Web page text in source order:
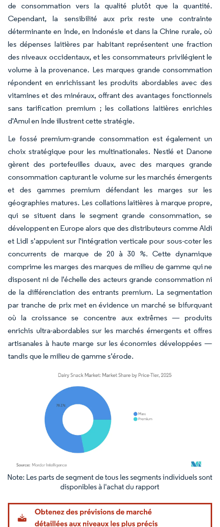
de consommation vers la qualité plutôt que la quantité.
Cependant, la sensibilité aux prix reste une contrainte
déterminante en Inde, en Indonésie et dans la Chine rurale, où
les dépenses laitières par habitant représentent une fraction
des niveaux occidentaux, et les consommateurs privilégient le
volume à la provenance. Les marques grande consommation
répondent en enrichissant les produits abordables avec des
vitamines et des minéraux, offrant des avantages fonctionnels
sans tarification premium ; les collations laitières enrichies
d'Amul en Inde illustrent cette stratégie.
Le fossé premium-grande consommation est également un
choix stratégique pour les multinationales. Nestlé et Danone
gèrent des portefeuilles duaux, avec des marques grande
consommation capturant le volume sur les marchés émergents
et des gammes premium défendant les marges sur les
géographies matures. Les collations laitières à marque propre,
qui se situent dans le segment grande consommation, se
développent en Europe alors que des distributeurs comme Aldi
et Lidl s'appuient sur l'intégration verticale pour sous-coter les
concurrents de marque de 20 à 30 %. Cette dynamique
comprime les marges des marques de milieu de gamme qui ne
disposent ni de l'échelle des acteurs grande consommation ni
de la différenciation des entrants premium. La segmentation
par tranche de prix met en évidence un marché se bifurquant
où la croissance se concentre aux extrêmes — produits
enrichis ultra-abordables sur les marchés émergents et offres
artisanales à haute marge sur les économies développées —
tandis que le milieu de gamme s'érode.
Image © Mordor Intelligence. La réutilisation nécessite une attribution sous CC BY